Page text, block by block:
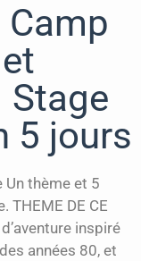
Camp
Stage
5 jours
Un thème et 5
THEME DE CE
inspiré
années 80, et